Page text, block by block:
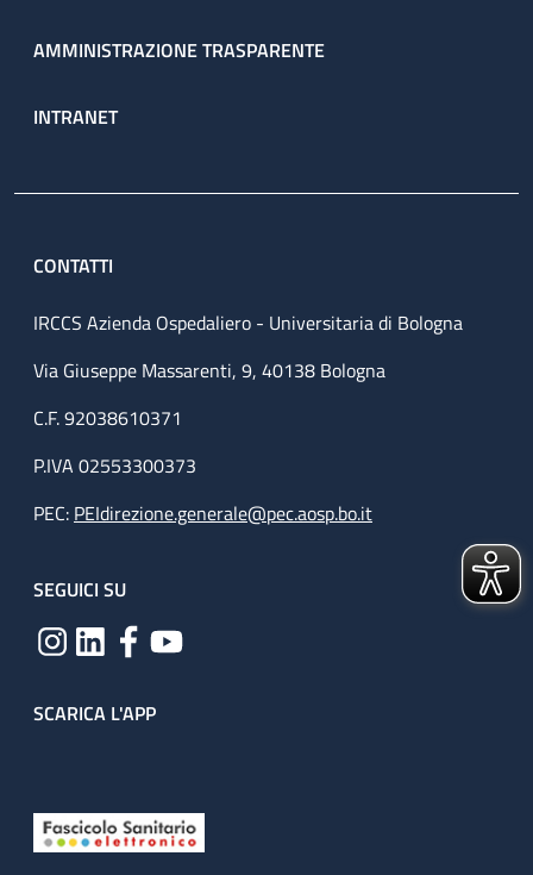
AMMINISTRAZIONE TRASPARENTE
INTRANET
CONTATTI
IRCCS Azienda Ospedaliero - Universitaria di Bologna
Via Giuseppe Massarenti, 9, 40138 Bologna
C.F. 92038610371
P.IVA 02553300373
PEC: PEIdirezione.generale@pec.aosp.bo.it
SEGUICI SU
SCARICA L'APP